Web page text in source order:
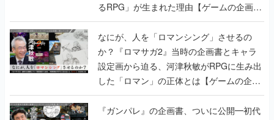
るRPG」が生まれた理由【ゲームの企画
書】
なにが、人を「ロマンシング」させるの
か？『ロマサガ2』当時の企画書とキャラ
設定画から迫る、河津秋敏がRPGに生み出
した「ロマン」の正体とは【ゲームの企画
書】
『ガンパレ』の企画書、ついに公開━初代